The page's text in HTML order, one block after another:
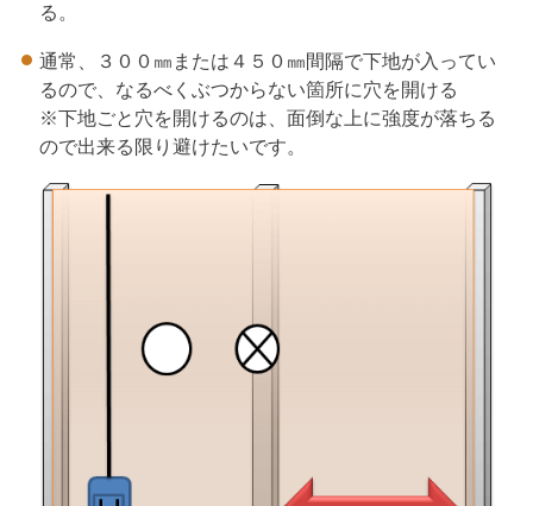
る。
通常、３００㎜または４５０㎜間隔で下地が入ってい
るので、なるべくぶつからない箇所に穴を開ける
※下地ごと穴を開けるのは、面倒な上に強度が落ちる
ので出来る限り避けたいです。